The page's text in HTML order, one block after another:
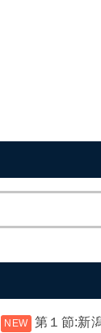
第１節:新